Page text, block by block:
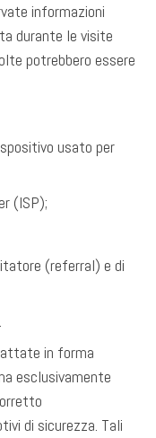
informazioni
durante le visite
potrebbero essere
usato per
(ISP);
(referral) e di
in forma
esclusivamente
di sicurezza. Tali